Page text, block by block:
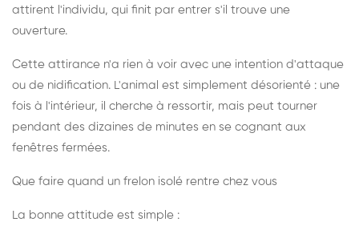
attirent l'individu, qui finit par entrer s'il trouve une
ouverture.
Cette attirance n'a rien à voir avec une intention d'attaque
ou de nidification. L'animal est simplement désorienté : une
fois à l'intérieur, il cherche à ressortir, mais peut tourner
pendant des dizaines de minutes en se cognant aux
fenêtres fermées.
Que faire quand un frelon isolé rentre chez vous
La bonne attitude est simple :